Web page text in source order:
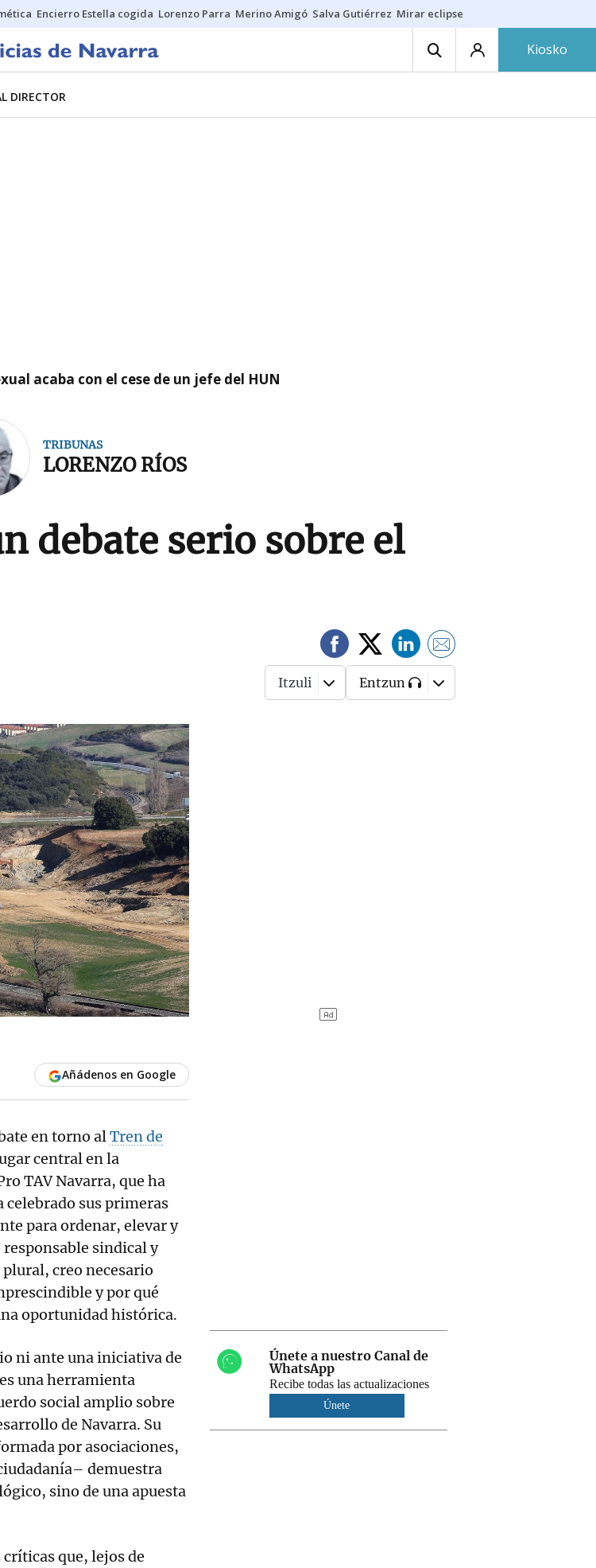
Encierro Estella cogida Lorenzo Parra Merino Amigó Salva Gutiérrez Mirar eclipse
Kiosko
DIRECTOR
acaba con el cese de un jefe del HUN
TRIBUNAS
LORENZO RÍOS
debate serio sobre el
Itzuli Entzun
Añádenos en Google
en torno alTren de
central en la
TAV Navarra, que ha
celebrado sus primeras
para ordenar, elevar y
responsable sindical y
creo necesario
y por qué
oportunidad histórica.
ni ante una iniciativa de
una herramienta
social amplio sobre
de Navarra. Su
por asociaciones,
demuestra
sino de una apuesta
que, lejos de
Únete a nuestro Canal de
WhatsApp
Recibe todas las actualizaciones
Únete